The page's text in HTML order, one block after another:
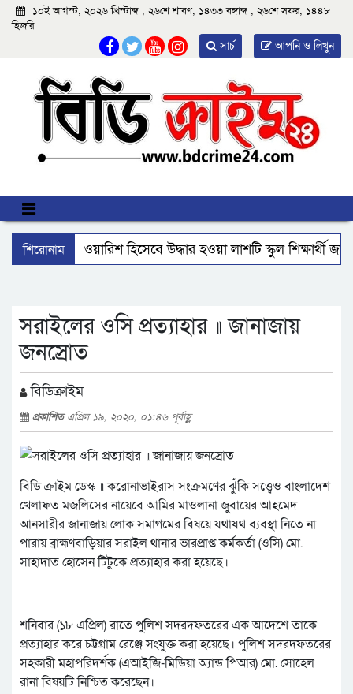
১০ই আগস্ট, ২০২৬ খ্রিস্টাব্দ , ২৬শে শ্রাবণ, ১৪৩৩ বঙ্গাব্দ , ২৬শে সফর, ১৪৪৮
হিজরি
আপনি ও লিখুন
সার্চ
শিরোনাম
আমতলীতে বেওয়ারিশ হিসেবে উদ্ধার হওয়া লাশটি স্কুল শিক্ষার্থী
সরাইলের ওসি প্রত্যাহার ॥ জানাজায়
জনস্রোত
বিডিক্রাইম
প্রকাশিতএপ্রিল ১৯, ২০২০, ০১:৪৬ পূর্বাহ্ণ
বিডি ক্রাইম ডেস্ক ॥ করোনাভাইরাস সংক্রমণের ঝুঁকি সত্ত্বেও বাংলাদেশ
খেলাফত মজলিসের নায়েবে আমির মাওলানা জুবায়ের আহমেদ
আনসারীর জানাজায় লোক সমাগ‌মের বিষ‌য়ে যথাযথ ব্যবস্থা নি‌তে না
পারায় ব্রাহ্মণবাড়িয়ার সরাইল থানার ভারপ্রাপ্ত কর্মকর্তা (ও‌সি) মো.
সাহাদাত হোসেন টিটুকে প্রত্যাহার করা হয়েছে।
শনিবার (১৮ এপ্রিল) রাতে পুলিশ সদরদফতরের এক আদেশে তাকে
প্রত্যাহার করে চট্টগ্রাম রেঞ্জে সংযুক্ত করা হয়েছে। পুলিশ সদরদফতরের
সহকারী মহাপরিদর্শক (এআইজি-মিডিয়া অ্যান্ড পিআর) মো. সোহেল
রানা বিষয়টি নিশ্চিত করেছেন।